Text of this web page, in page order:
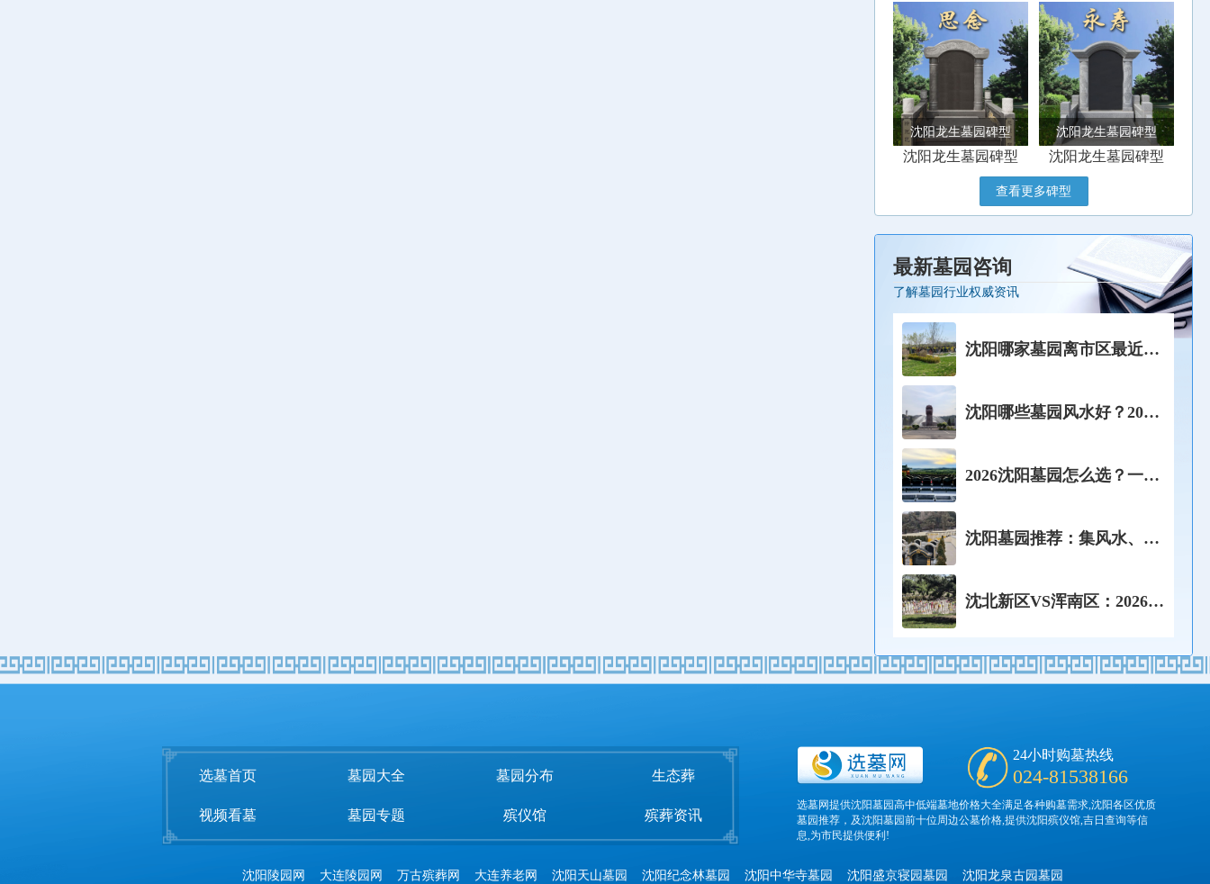
沈阳龙生墓园碑型
沈阳龙生墓园碑型
沈阳龙生墓园碑型
沈阳龙生墓园碑型
查看更多碑型
最新墓园咨询
了解墓园行业权威资讯
沈阳哪家墓园离市区最近？
沈阳哪些墓园风水好？2026
2026沈阳墓园怎么选？一篇
沈阳墓园推荐：集风水、性
沈北新区VS浑南区：2026年
选墓首页 墓园大全 墓园分布 生态葬
视频看墓 墓园专题 殡仪馆 殡葬资讯
24小时购墓热线
024-81538166
选墓网提供沈阳墓园高中低端墓地价格大全满足各种购墓需求,沈阳各区优质
墓园推荐，及沈阳墓园前十位周边公墓价格,提供沈阳殡仪馆,吉日查询等信
息,为市民提供便利!
沈阳陵园网 大连陵园网 万古殡葬网 大连养老网 沈阳天山墓园 沈阳纪念林墓园 沈阳中华寺墓园 沈阳盛京寝园墓园 沈阳龙泉古园墓园